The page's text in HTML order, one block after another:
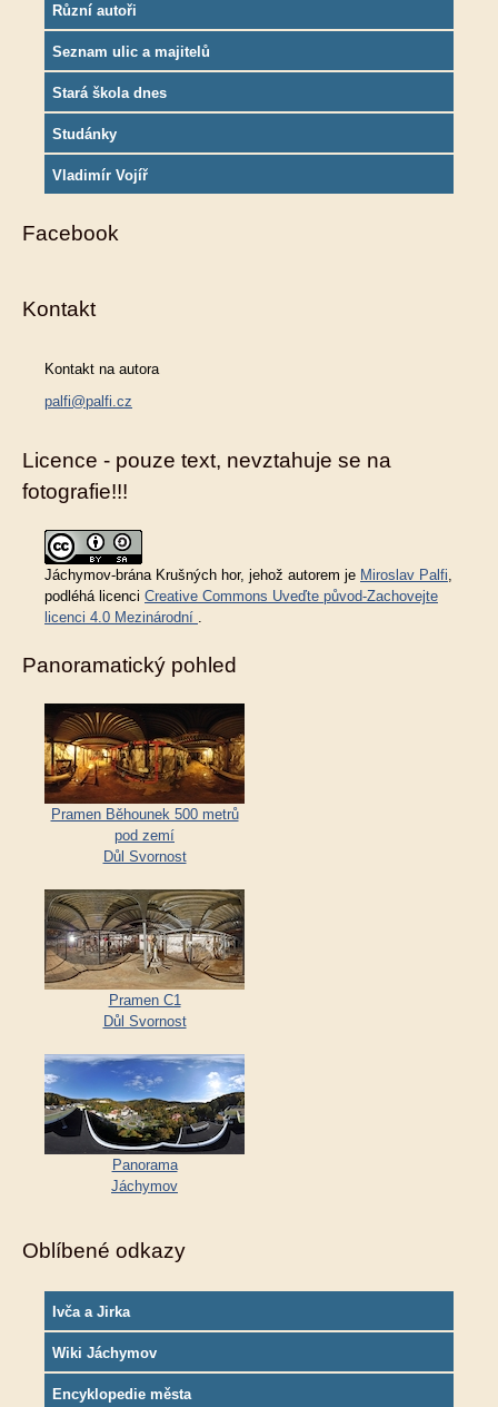
Různí autoři
Seznam ulic a majitelů
Stará škola dnes
Studánky
Vladimír Vojíř
Facebook
Kontakt
Kontakt na autora
palfi@palfi.cz
Licence - pouze text, nevztahuje se na
fotografie!!!
Jáchymov-brána Krušných hor, jehož autorem je Miroslav Palfi
podléhá licenci Creative Commons Uveďte původ-Zachovejte
licenci 4.0 Mezinárodní
Panoramatický pohled
Pramen Běhounek 500 metrů
pod zemí
Důl Svornost
Pramen C1
Důl Svornost
Panorama
Jáchymov
Oblíbené odkazy
Ivča a Jirka
Wiki Jáchymov
Encyklopedie města